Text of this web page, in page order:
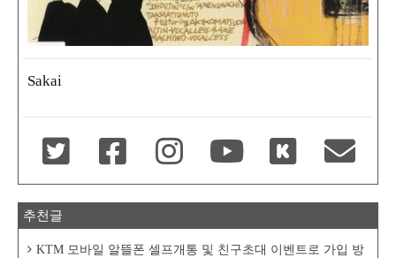
Sakai
추천글
KTM 모바일 알뜰폰 셀프개통 및 친구초대 이벤트로 가입 방